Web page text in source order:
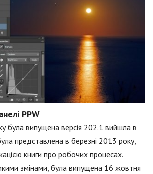
PPW
була випущена версія 202.1 вийшла в
представлена в березні 2013 року,
книги про робочих процесах.
змінами, була випущена 16 жовтня